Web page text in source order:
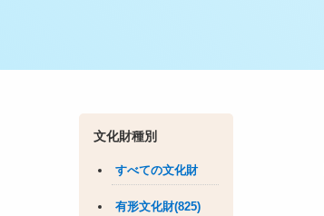
文化財種別
すべての文化財
有形文化財(825)